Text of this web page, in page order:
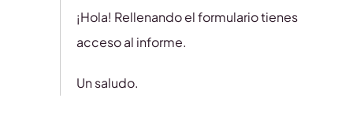
¡Hola! Rellenando el formulario tienes
acceso al informe.
Un saludo.